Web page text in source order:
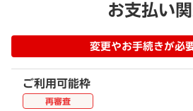
お支払い
変更やお手続きが必
ご利用可能枠
再審査